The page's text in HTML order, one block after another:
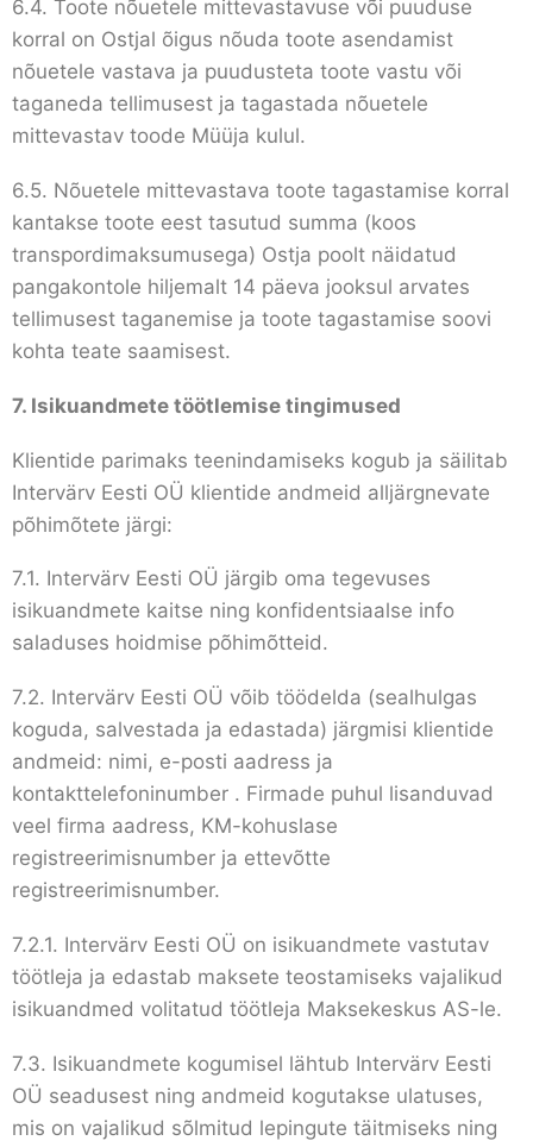
6.4. Toote nõuetele mittevastavuse või puuduse
korral on Ostjal õigus nõuda toote asendamist
nõuetele vastava ja puudusteta toote vastu või
taganeda tellimusest ja tagastada nõuetele
mittevastav toode Müüja kulul.
6.5. Nõuetele mittevastava toote tagastamise korral
kantakse toote eest tasutud summa (koos
transpordimaksumusega) Ostja poolt näidatud
pangakontole hiljemalt 14 päeva jooksul arvates
tellimusest taganemise ja toote tagastamise soovi
kohta teate saamisest.
7. Isikuandmete töötlemise tingimused
Klientide parimaks teenindamiseks kogub ja säilitab
Intervärv Eesti OÜ klientide andmeid alljärgnevate
põhimõtete järgi:
7.1. Intervärv Eesti OÜ järgib oma tegevuses
isikuandmete kaitse ning konfidentsiaalse info
saladuses hoidmise põhimõtteid.
7.2. Intervärv Eesti OÜ võib töödelda (sealhulgas
koguda, salvestada ja edastada) järgmisi klientide
andmeid: nimi, e-posti aadress ja
kontakttelefoninumber . Firmade puhul lisanduvad
veel firma aadress, KM-kohuslase
registreerimisnumber ja ettevõtte
registreerimisnumber.
7.2.1. Intervärv Eesti OÜ on isikuandmete vastutav
töötleja ja edastab maksete teostamiseks vajalikud
isikuandmed volitatud töötleja Maksekeskus AS-le.
7.3. Isikuandmete kogumisel lähtub Intervärv Eesti
OÜ seadusest ning andmeid kogutakse ulatuses,
mis on vajalikud sõlmitud lepingute täitmiseks ning